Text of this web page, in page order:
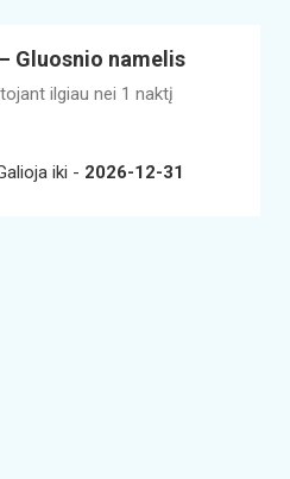
Gluosnio namelis
ilgiau nei 1 naktį
iki - 2026-12-31